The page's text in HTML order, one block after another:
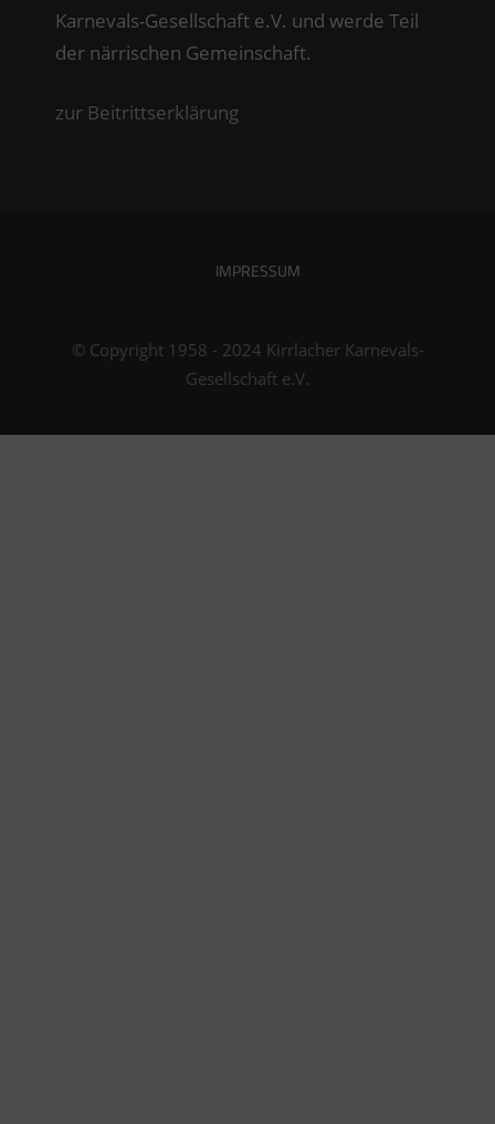
Karnevals-Gesellschaft e.V. und werde Teil
der närrischen Gemeinschaft.
zur Beitrittserklärung
IMPRESSUM
© Copyright 1958 - 2024 Kirrlacher Karnevals-
Gesellschaft e.V.